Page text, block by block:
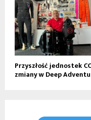
Przyszłość jednostek
zmiany w Deep